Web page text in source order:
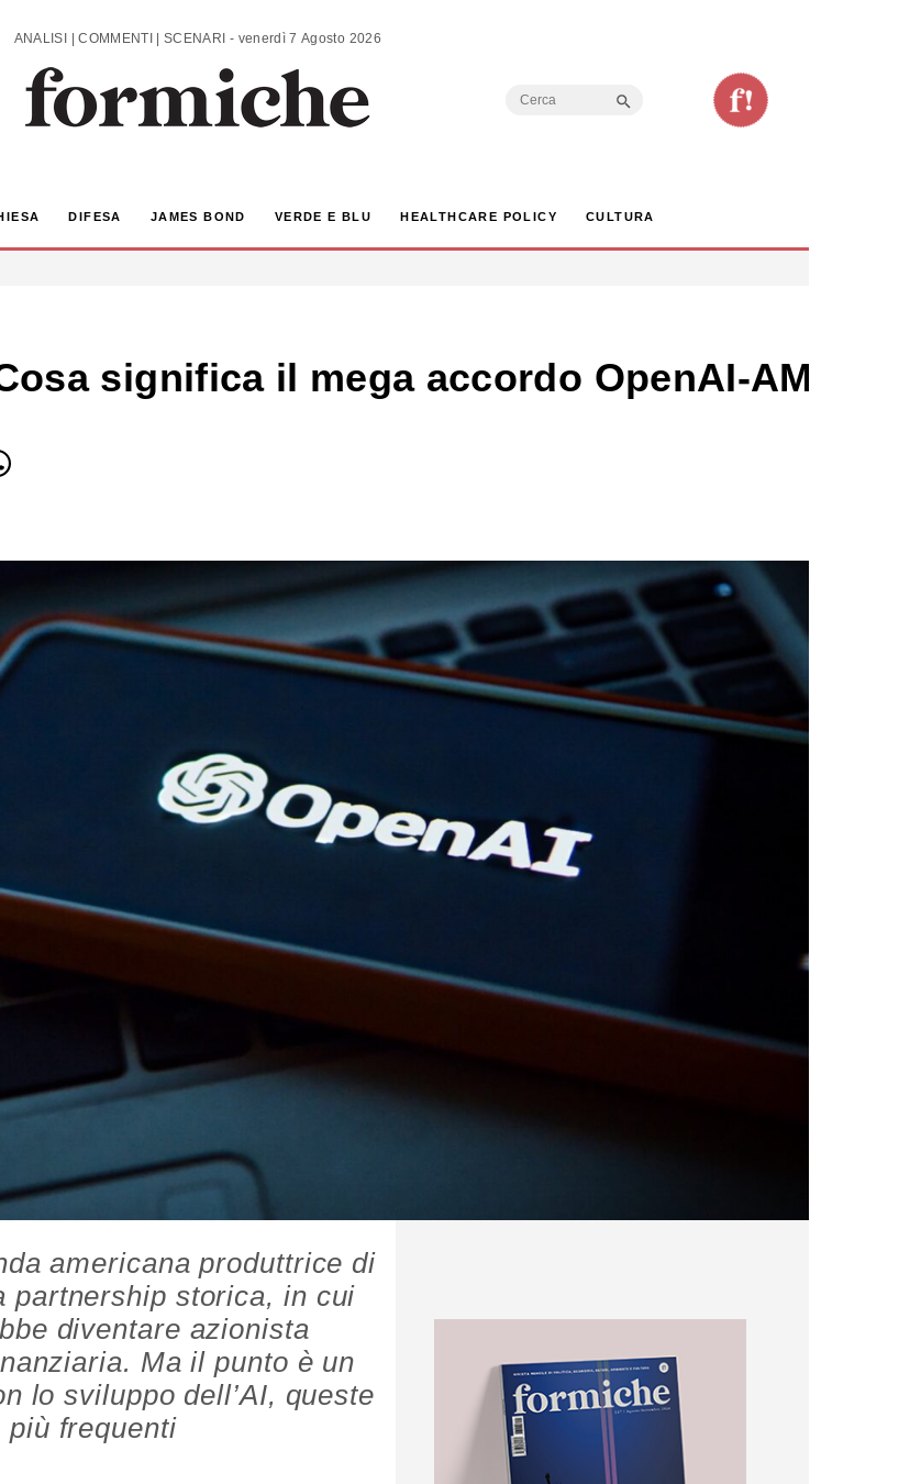
ANALISI | COMMENTI | SCENARI - venerdì 7 Agosto 2026
Search
DIFESA JAMES BOND VERDE E BLU HEALTHCARE POLICY CULTURA
significa il mega accordo OpenAI-AMD
americana produttrice di
partnership storica, in cui
diventare azionista
Ma il punto è un
lo sviluppo dell’AI, queste
più frequenti